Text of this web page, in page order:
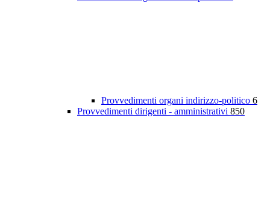
Provvedimenti organi indirizzo-politico 6
Provvedimenti dirigenti - amministrativi 850